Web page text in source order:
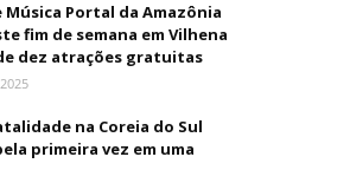
Música Portal da Amazônia
fim de semana em Vilhena
dez atrações gratuitas
na Coreia do Sul
primeira vez em uma